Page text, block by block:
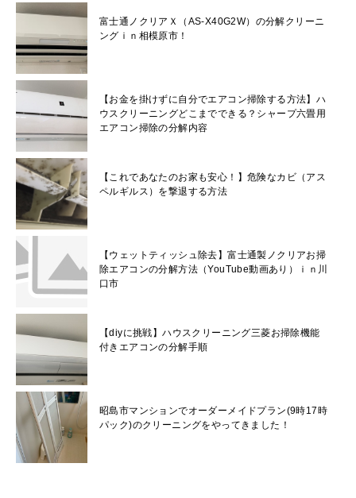
富士通ノクリアＸ（AS-X40G2W）の分解クリーニ
ングｉｎ相模原市！
【お金を掛けずに自分でエアコン掃除する方法】ハ
ウスクリーニングどこまでできる？シャープ六畳用
エアコン掃除の分解内容
【これであなたのお家も安心！】危険なカビ（アス
ペルギルス）を撃退する方法
【ウェットティッシュ除去】富士通製ノクリアお掃
除エアコンの分解方法（YouTube動画あり）ｉｎ川
口市
【diyに挑戦】ハウスクリーニング三菱お掃除機能
付きエアコンの分解手順
昭島市マンションでオーダーメイドプラン(9時17時
パック)のクリーニングをやってきました！